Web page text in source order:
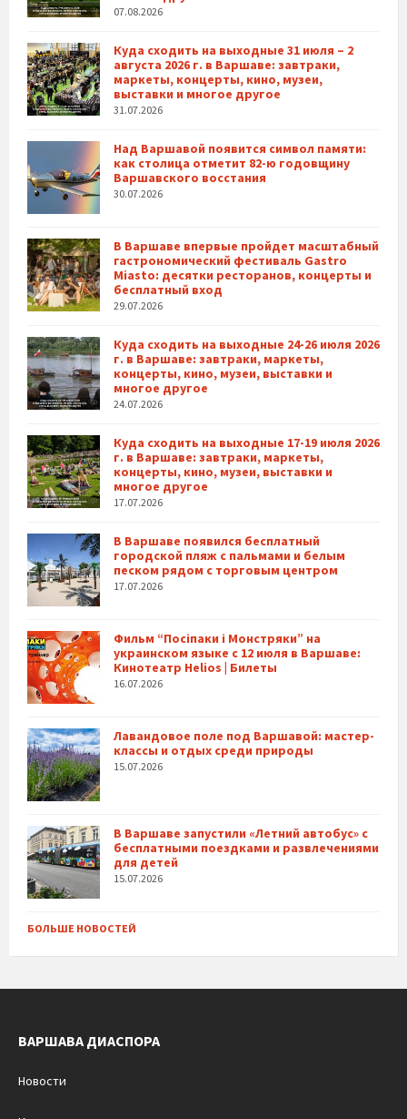
07.08.2026
Куда сходить на выходные 31 июля – 2
августа 2026 г. в Варшаве: завтраки,
маркеты, концерты, кино, музеи,
выставки и многое другое
31.07.2026
Над Варшавой появится символ памяти:
как столица отметит 82-ю годовщину
Варшавского восстания
30.07.2026
В Варшаве впервые пройдет масштабный
гастрономический фестиваль Gastro
Miasto: десятки ресторанов, концерты и
бесплатный вход
29.07.2026
Куда сходить на выходные 24-26 июля 2026
г. в Варшаве: завтраки, маркеты,
концерты, кино, музеи, выставки и
многое другое
24.07.2026
Куда сходить на выходные 17-19 июля 2026
г. в Варшаве: завтраки, маркеты,
концерты, кино, музеи, выставки и
многое другое
17.07.2026
В Варшаве появился бесплатный
городской пляж с пальмами и белым
песком рядом с торговым центром
17.07.2026
Фильм “Посіпаки і Монстряки” на
украинском языке с 12 июля в Варшаве:
Кинотеатр Helios | Билеты
16.07.2026
Лавандовое поле под Варшавой: мастер-
классы и отдых среди природы
15.07.2026
В Варшаве запустили «Летний автобус» с
бесплатными поездками и развлечениями
для детей
15.07.2026
БОЛЬШЕ НОВОСТЕЙ
ВАРШАВА ДИАСПОРА
Новости